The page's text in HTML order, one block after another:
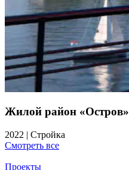
Жилой район «Остров»
2022 | Стройка
Смотреть все
Проекты